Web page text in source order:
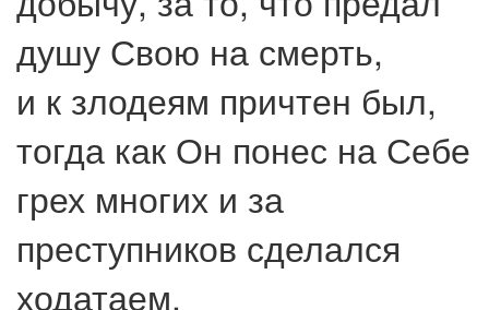
душу Свою на смерть,
и к злодеям причтен был,
тогда как Он понес на Себе
грех многих и за
преступников сделался
ходатаем.